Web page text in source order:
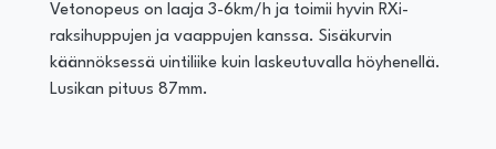
Vetonopeus on laaja 3-6km/h ja toimii hyvin RXi-
raksihuppujen ja vaappujen kanssa. Sisäkurvin
käännöksessä uintiliike kuin laskeutuvalla höyhenellä.
Lusikan pituus 87mm.